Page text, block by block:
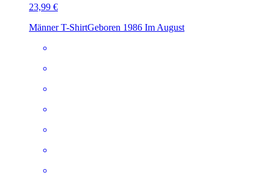
23,99 €
Männer T-ShirtGeboren 1986 Im August